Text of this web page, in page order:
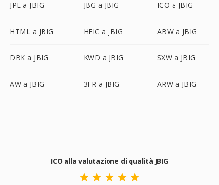
JPE a JBIG JBG a JBIG ICO a JBIG
HTML a JBIG HEIC a JBIG ABW a JBIG
DBK a JBIG KWD a JBIG SXW a JBIG
AW a JBIG 3FR a JBIG ARW a JBIG
ICO alla valutazione di qualità JBIG